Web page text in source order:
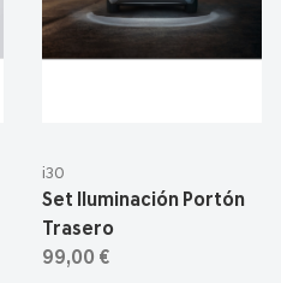
i30
Set Iluminación Portón
Trasero
99,00 €